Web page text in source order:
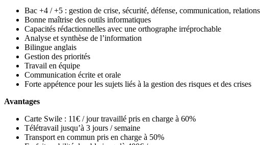
Bac +4 / +5 : gestion de crise, sécurité, défense, communication,
Bonne maîtrise des outils informatiques
Capacités rédactionnelles avec une orthographe irréprochable
Analyse et synthèse de l’information
Bilingue anglais
Gestion des priorités
Travail en équipe
Communication écrite et orale
Forte appétence pour les sujets liés à la gestion des risques et des crises
Avantages
Carte Swile : 11€ / jour travaillé pris en charge à 60%
Télétravail jusqu’à 3 jours / semaine
Transport en commun pris en charge à 50%